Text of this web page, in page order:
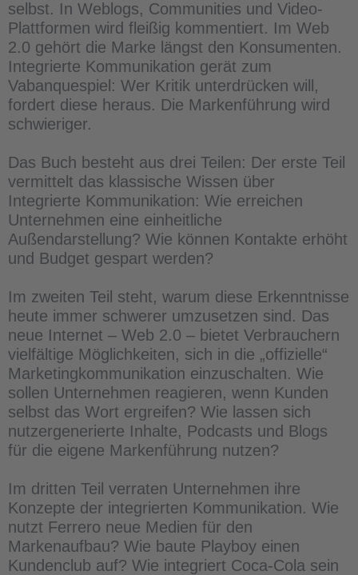
selbst. In Weblogs, Communities und Video-
Plattformen wird fleißig kommentiert. Im Web
2.0 gehört die Marke längst den Konsumenten.
Integrierte Kommunikation gerät zum
Vabanquespiel: Wer Kritik unterdrücken will,
fordert diese heraus. Die Markenführung wird
schwieriger.
Das Buch besteht aus drei Teilen: Der erste Teil
vermittelt das klassische Wissen über
Integrierte Kommunikation: Wie erreichen
Unternehmen eine einheitliche
Außendarstellung? Wie können Kontakte erhöht
und Budget gespart werden?
Im zweiten Teil steht, warum diese Erkenntnisse
heute immer schwerer umzusetzen sind. Das
neue Internet – Web 2.0 – bietet Verbrauchern
vielfältige Möglichkeiten, sich in die „offizielle“
Marketingkommunikation einzuschalten. Wie
sollen Unternehmen reagieren, wenn Kunden
selbst das Wort ergreifen? Wie lassen sich
nutzergenerierte Inhalte, Podcasts und Blogs
für die eigene Markenführung nutzen?
Im dritten Teil verraten Unternehmen ihre
Konzepte der integrierten Kommunikation. Wie
nutzt Ferrero neue Medien für den
Markenaufbau? Wie baute Playboy einen
Kundenclub auf? Wie integriert Coca-Cola sein